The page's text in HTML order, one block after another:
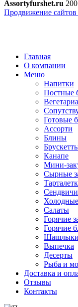
Assortyfurshet.ru
Продвижение
Главная
О компании
Меню
Напитки
Постные
Готовые
Ассорти
Блины
Канапе
Мини-
Сырные
Сендвичи
Холодные
Салаты
Горячие
Горячие
Шашлыки
Выпечка
Десерты
Рыба и
Доставка и
Отзывы
Контакты